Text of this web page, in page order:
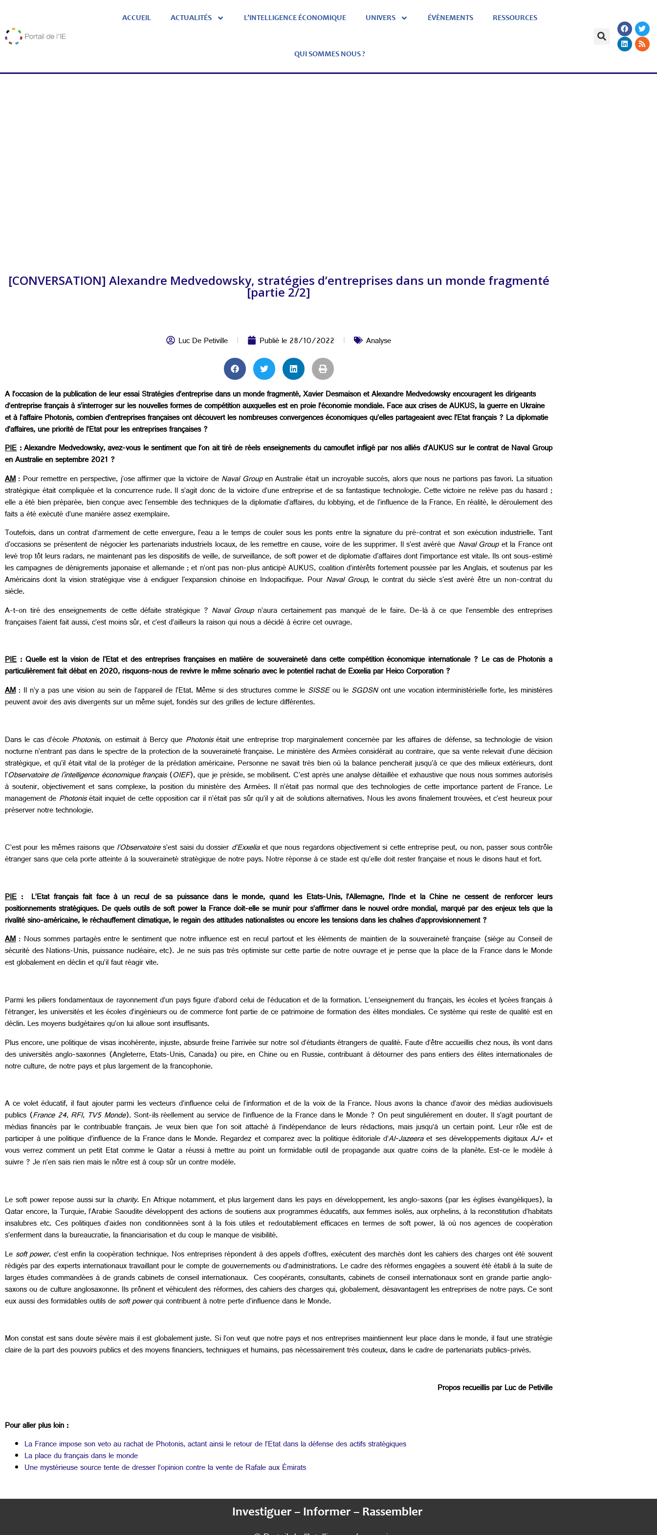
ACCUEIL ACTUALITÉS L’INTELLIGENCE ÉCONOMIQUE UNIVERS ÉVÈNEMENTS RESSOURCES
QUI SOMMES NOUS ?
[CONVERSATION] Alexandre Medvedowsky, stratégies d’entreprises dans un monde fragmenté
[partie 2/2]
Luc De Petiville Publié le28/10/2022 Analyse
A l’occasion de la publication de leur essai Stratégies d’entreprise dans un monde fragmenté, Xavier Desmaison et Alexandre Medvedowsky encouragent les dirigeants
d’entreprise français à s’interroger sur les nouvelles formes de compétition auxquelles est en proie l’économie mondiale. Face aux crises de AUKUS, la guerre en Ukraine
et à l’affaire Photonis, combien d’entreprises françaises ont découvert les nombreuses convergences économiques qu’elles partageaient avec l’Etat français ? La diplomatie
d’affaires, une priorité de l’Etat pour les entreprises françaises ?
PIE : Alexandre Medvedowsky, avez-vous le sentiment que l’on ait tiré de réels enseignements du camouflet infligé par nos alliés d’AUKUS sur le contrat de Naval Group
en Australie en septembre 2021 ?
AM: Pour remettre en perspective, j’ose affirmer que la victoire deNaval Groupen Australie était un incroyable succès, alors que nous ne partions pas favori. La situation
stratégique était compliquée et la concurrence rude. Il s’agit donc de la victoire d'une entreprise et de sa fantastique technologie. Cette victoire ne relève pas du hasard ;
elle a été bien préparée, bien conçue avec l'ensemble des techniques de la diplomatie d'affaires, du lobbying, et de l'influence de la France. En réalité, le déroulement des
faits a été exécuté d’une manière assez exemplaire.
Toutefois, dans un contrat d’armement de cette envergure, l’eau a le temps de couler sous les ponts entre la signature du pré-contrat et son exécution industrielle. Tant
d'occasions se présentent de négocier les partenariats industriels locaux, de les remettre en cause, voire de les supprimer. Il s’est avéré que Naval Groupet la France ont
levé trop tôt leurs radars, ne maintenant pas les dispositifs de veille, de surveillance, de soft power et de diplomatie d'affaires dont l’importance est vitale. Ils ont sous-estimé
les campagnes de dénigrements japonaise et allemande ; et n’ont pas non-plus anticipé AUKUS, coalition d’intérêts fortement poussée par les Anglais, et soutenus par les
Américains dont la vision stratégique vise à endiguer l'expansion chinoise en Indopacifique. Pour Naval Group, le contrat du siècle s'est avéré être un non-contrat du
siècle.
A-t-on tiré des enseignements de cette défaite stratégique ? Naval Groupn’aura certainement pas manqué de le faire. De-là à ce que l’ensemble des entreprises
françaises l’aient fait aussi, c’est moins sûr, et c’est d’ailleurs la raison qui nous a décidé à écrire cet ouvrage.
PIE : Quelle est la vision de l'Etat et des entreprises françaises en matière de souveraineté dans cette compétition économique internationale ? Le cas de Photonis a
particulièrement fait débat en 2020, risquons-nous de revivre le même scénario avec le potentiel rachat de Exxelia par Heico Corporation ?
AM : Il n’y a pas une vision au sein de l’appareil de l’Etat. Même si des structures comme le SISSEou le SGDSNont une vocation interministérielle forte, les ministères
peuvent avoir des avis divergents sur un même sujet, fondés sur des grilles de lecture différentes.
Dans le cas d’école Photonis, on estimait à Bercy que Photonisétait une entreprise trop marginalement concernée par les affaires de défense, sa technologie de vision
nocturne n’entrant pas dans le spectre de la protection de la souveraineté française. Le ministère des Armées considérait au contraire, que sa vente relevait d’une décision
stratégique, et qu'il était vital de la protéger de la prédation américaine. Personne ne savait très bien où la balance pencherait jusqu'à ce que des milieux extérieurs, dont
l'Observatoire de l'intelligence économique français(OIEF), que je préside, se mobilisent. C’est après une analyse détaillée et exhaustive que nous nous sommes autorisés
à soutenir, objectivement et sans complexe, la position du ministère des Armées. Il n’était pas normal que des technologies de cette importance partent de France. Le
management de Photonisétait inquiet de cette opposition car il n’était pas sûr qu’il y ait de solutions alternatives. Nous les avons finalement trouvées, et c’est heureux pour
préserver notre technologie.
C’est pour les mêmes raisons quel’Observatoires’est saisi du dossier d’Exxeliaet que nous regardons objectivement si cette entreprise peut, ou non, passer sous contrôle
étranger sans que cela porte atteinte à la souveraineté stratégique de notre pays. Notre réponse à ce stade est qu’elle doit rester française et nous le disons haut et fort.
PIE : L’Etat français fait face à un recul de sa puissance dans le monde, quand les Etats-Unis, l’Allemagne, l’Inde et la Chine ne cessent de renforcer leurs
positionnements stratégiques. De quels outils de soft power la France doit-elle se munir pour s’affirmer dans le nouvel ordre mondial, marqué par des enjeux tels que la
rivalité sino-américaine, le réchauffement climatique, le regain des attitudes nationalistes ou encore les tensions dans les chaînes d’approvisionnement ?
AM : Nous sommes partagés entre le sentiment que notre influence est en recul partout et les éléments de maintien de la souveraineté française (siège au Conseil de
sécurité des Nations-Unis, puissance nucléaire, etc). Je ne suis pas très optimiste sur cette partie de notre ouvrage et je pense que la place de la France dans le Monde
est globalement en déclin et qu’il faut réagir vite.
Parmi les piliers fondamentaux de rayonnement d’un pays figure d’abord celui de l’éducation et de la formation. L’enseignement du français, les écoles et lycées français à
l’étranger, les universités et les écoles d’ingénieurs ou de commerce font partie de ce patrimoine de formation des élites mondiales. Ce système qui reste de qualité est en
déclin. Les moyens budgétaires qu’on lui alloue sont insuffisants.
Plus encore, une politique de visas incohérente, injuste, absurde freine l’arrivée sur notre sol d’étudiants étrangers de qualité. Faute d’être accueillis chez nous, ils vont dans
des universités anglo-saxonnes (Angleterre, Etats-Unis, Canada) ou pire, en Chine ou en Russie, contribuant à détourner des pans entiers des élites internationales de
notre culture, de notre pays et plus largement de la francophonie.
A ce volet éducatif, il faut ajouter parmi les vecteurs d’influence celui de l’information et de la voix de la France. Nous avons la chance d’avoir des médias audiovisuels
publics (France 24,RFI, TV5 Monde). Sont-ils réellement au service de l’influence de la France dans le Monde ? On peut singulièrement en douter. Il s’agit pourtant de
médias financés par le contribuable français. Je veux bien que l’on soit attaché à l’indépendance de leurs rédactions, mais jusqu’à un certain point. Leur rôle est de
participer à une politique d’influence de la France dans le Monde. Regardez et comparez avec la politique éditoriale d’Al-Jazeeraet ses développements digitauxAJ+et
vous verrez comment un petit Etat comme le Qatar a réussi à mettre au point un formidable outil de propagande aux quatre coins de la planète. Est-ce le modèle à
suivre ? Je n’en sais rien mais le nôtre est à coup sûr un contre modèle.
Le soft power repose aussi sur la charity. En Afrique notamment, et plus largement dans les pays en développement, les anglo-saxons (par les églises évangéliques), la
Qatar encore, la Turquie, l’Arabie Saoudite développent des actions de soutiens aux programmes éducatifs, aux femmes isolés, aux orphelins, à la reconstitution d’habitats
insalubres etc. Ces politiques d’aides non conditionnées sont à la fois utiles et redoutablement efficaces en termes de soft power, là où nos agences de coopération
s’enferment dans la bureaucratie, la financiarisation et du coup le manque de visibilité.
Le soft power, c’est enfin la coopération technique. Nos entreprises répondent à des appels d’offres, exécutent des marchés dont les cahiers des charges ont été souvent
rédigés par des experts internationaux travaillant pour le compte de gouvernements ou d’administrations. Le cadre des réformes engagées a souvent été établi à la suite de
larges études commandées à de grands cabinets de conseil internationaux. Ces coopérants, consultants, cabinets de conseil internationaux sont en grande partie anglo-
saxons ou de culture anglosaxonne. Ils prônent et véhiculent des réformes, des cahiers des charges qui, globalement, désavantagent les entreprises de notre pays. Ce sont
eux aussi des formidables outils desoft powerqui contribuent à notre perte d’influence dans le Monde.
Mon constat est sans doute sévère mais il est globalement juste. Si l’on veut que notre pays et nos entreprises maintiennent leur place dans le monde, il faut une stratégie
claire de la part des pouvoirs publics et des moyens financiers, techniques et humains, pas nécessairement très couteux, dans le cadre de partenariats publics-privés.
Propos recueillis par Luc de Petiville
Pour aller plus loin :
La France impose son veto au rachat de Photonis, actant ainsi le retour de l’Etat dans la défense des actifs stratégiques
La place du français dans le monde
Une mystérieuse source tente de dresser l’opinion contre la vente de Rafale aux Émirats
Investiguer – Informer – Rassembler